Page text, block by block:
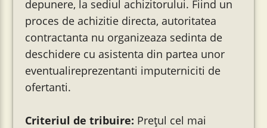
depunere, la sediul achizitorului. Fiind un
proces de achizitie directa, autoritatea
contractanta nu organizeaza sedinta de
deschidere cu asistenta din partea unor
eventualireprezentanti imputerniciti de
ofertanti.
Criteriul de tribuire: Prețul cel mai